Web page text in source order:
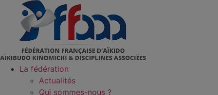
contenu
La fédération
Actualités
Qui sommes-nous ?